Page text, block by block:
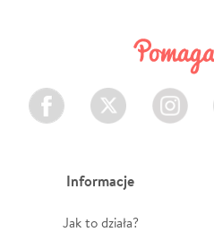
Facebook Twitter Instagram
Informacje
Jak to działa?